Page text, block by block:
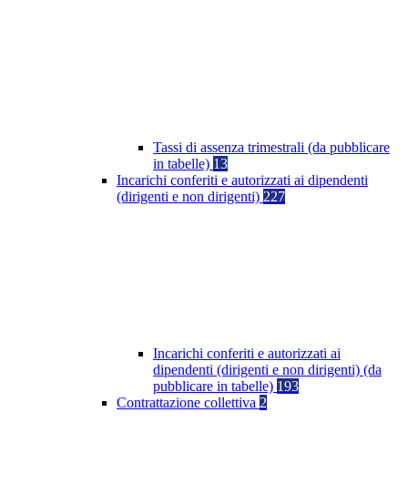
Tassi di assenza trimestrali (da pubblicare
in tabelle) 13
Incarichi conferiti e autorizzati ai dipendenti
(dirigenti e non dirigenti) 227
Incarichi conferiti e autorizzati ai
dipendenti (dirigenti e non dirigenti) (da
pubblicare in tabelle) 193
Contrattazione collettiva 2